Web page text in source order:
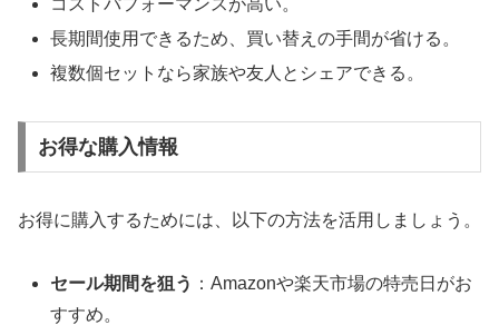
長期間使用できるため、買い替えの手間が省ける。
複数個セットなら家族や友人とシェアできる。
お得な購入情報
お得に購入するためには、以下の方法を活用しましょう。
セール期間を狙う ：Amazonや楽天市場の特売日がお
すすめ。